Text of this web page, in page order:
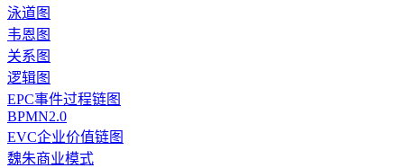
泳道图
韦恩图
关系图
逻辑图
EPC事件过程链图
BPMN2.0
EVC企业价值链图
魏朱商业模式